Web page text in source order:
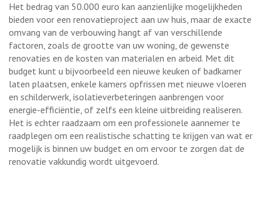
Het bedrag van 50.000 euro kan aanzienlijke mogelijkheden
bieden voor een renovatieproject aan uw huis, maar de exacte
omvang van de verbouwing hangt af van verschillende
factoren, zoals de grootte van uw woning, de gewenste
renovaties en de kosten van materialen en arbeid. Met dit
budget kunt u bijvoorbeeld een nieuwe keuken of badkamer
laten plaatsen, enkele kamers opfrissen met nieuwe vloeren
en schilderwerk, isolatieverbeteringen aanbrengen voor
energie-efficiëntie, of zelfs een kleine uitbreiding realiseren.
Het is echter raadzaam om een professionele aannemer te
raadplegen om een realistische schatting te krijgen van wat er
mogelijk is binnen uw budget en om ervoor te zorgen dat de
renovatie vakkundig wordt uitgevoerd.